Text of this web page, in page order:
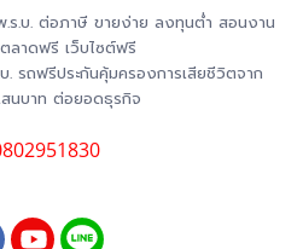
.ร.บ. ต่อภาษี ขายง่าย ลงทุนต่ำ สอนงาน
ลาดฟรี เว็บไซต์ฟรี
รถฟรีประกันคุ้มครองการเสียชีวิตจาก
นบาท ต่อยอดธุรกิจ